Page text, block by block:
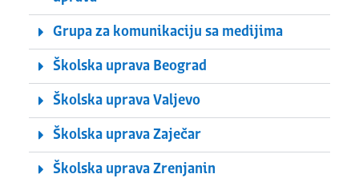
Grupa za komunikaciju sa medijima
Školska uprava Beograd
Školska uprava Valjevo
Školska uprava Zaječar
Školska uprava Zrenjanin